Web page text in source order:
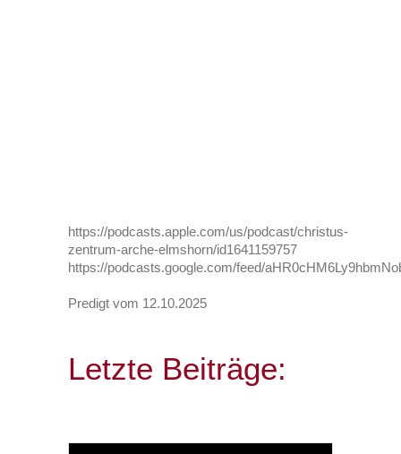
https://podcasts.apple.com/us/podcast/christus-
zentrum-arche-elmshorn/id1641159757
https://podcasts.google.com/feed/
Predigt vom 12.10.2025
Letzte Beiträge: